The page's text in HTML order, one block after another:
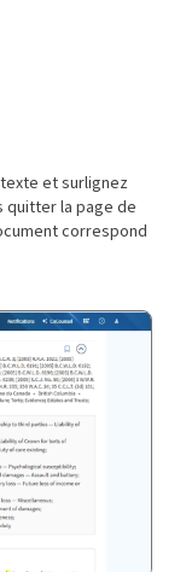
et surlignez
quitter la page de
correspond